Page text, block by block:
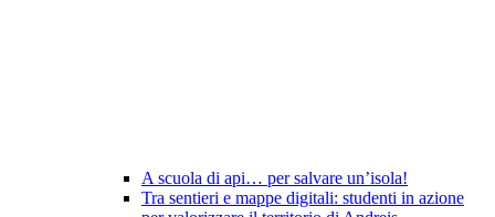
A scuola di api… per salvare un’isola!
Tra sentieri e mappe digitali: studenti in azione